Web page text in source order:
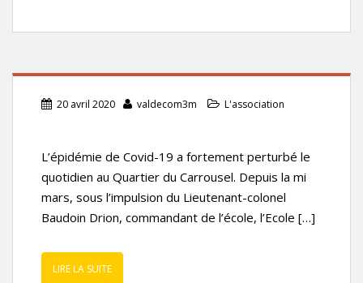
20 avril 2020 valdecom3m L'association
L’épidémie de Covid-19 a fortement perturbé le
quotidien au Quartier du Carrousel. Depuis la mi
mars, sous l’impulsion du Lieutenant-colonel
Baudoin Drion, commandant de l’école, l’Ecole […]
LIRE LA SUITE